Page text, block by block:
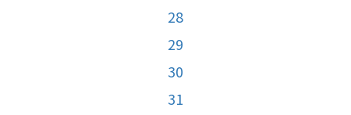
28
29
30
31